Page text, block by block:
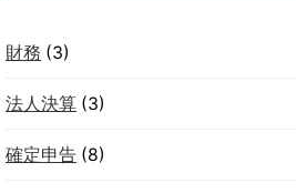
財務 (3)
法人決算 (3)
確定申告 (8)